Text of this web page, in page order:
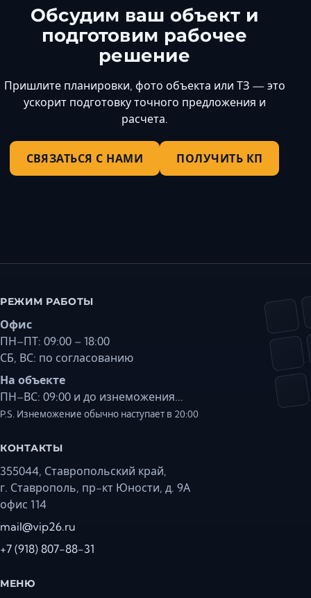
Обсудим ваш объект и
подготовим рабочее
решение
Пришлите планировки, фото объекта или ТЗ — это
ускорит подготовку точного предложения и
расчета.
СВЯЗАТЬСЯ С НАМИ ПОЛУЧИТЬ КП
РЕЖИМ РАБОТЫ
Офис
ПН–ПТ: 09:00 – 18:00
СБ, ВС: по согласованию
На объекте
ПН–ВС: 09:00 и до изнеможения...
P.S. Изнеможение обычно наступает в 20:00
КОНТАКТЫ
355044, Ставропольский край,
г. Ставрополь, пр-кт Юности, д. 9А
офис 114
mail@vip26.ru
+7 (918) 807-88-31
МЕНЮ